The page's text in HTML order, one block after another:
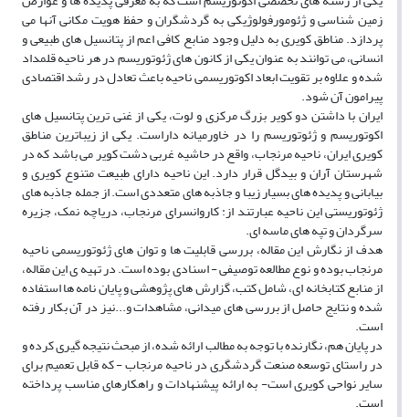
زمین‏ شناسى و ژئومورفولوژیکى به گردشگران و حفظ هویت مکانى آنها مى‏
پردازد. مناطق کویرى به دلیل وجود منابع کافى اعم از پتانسیل هاى طبیعى و
انسانى، مى‏ توانند به عنوان یکى از کانون هاى ژئوتوریسم در هر ناحیه قلمداد
شده و علاوه بر تقویت ابعاد اکوتوریسمى ناحیه باعث تعادل در رشد اقتصادى
پیرامون آن شود.
ایران با داشتن دو کویر بزرگ مرکزى و لوت، یکى از غنى‏ ترین پتانسیل هاى
اکوتوریسم و ژئوتوریسم را در خاورمیانه داراست. یکى از زیباترین مناطق
کویرى ایران، ناحیه مرنجاب، واقع در حاشیه غربى دشت کویر مى باشد که در
شهرستان آران و بیدگل قرار دارد. این ناحیه داراى طبیعت متنوع کویرى و
بیابانى و پدیده هاى بسیار زیبا و جاذبه‏ هاى متعددى است. از جمله جاذبه‏ هاى
ژئوتوریستى این ناحیه عبارتند از: کاروانسراى مرنجاب، دریاچه نمک، جزیره
سرگردان و تپه‏ هاى ماسه‏ اى.
هدف از نگارش این مقاله، بررسى قابلیت ها و توان هاى ژئوتوریسمى ناحیه
مرنجاب بوده و نوع مطالعه توصیفى - اسنادى بوده است. در تهیه ‏ى این مقاله،
از منابع کتابخانه‏ اى، شامل کتب، گزارش هاى پژوهشى و پایان نامه ‏ها استفاده
شده و نتایج حاصل از بررسى‏ هاى میدانى، مشاهدات و...نیز در آن بکار رفته
است.
در پایان هم، نگارنده با توجه به مطالب ارائه شده، از مبحث نتیجه ‏گیرى کرده و
در راستاى توسعه صنعت گردشگرى در ناحیه مرنجاب - که قابل تعمیم براى
سایر نواحى کویرى است- به ارائه پیشنهادات و راهکارهاى مناسب پرداخته
است.